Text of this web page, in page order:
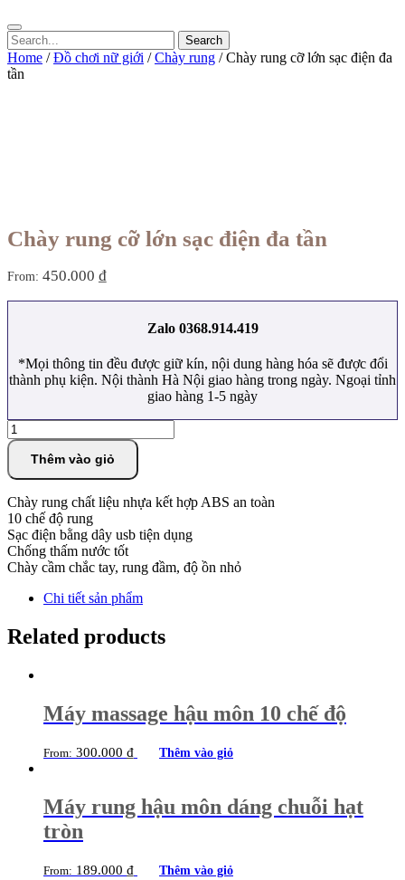
Search
for:
Home /Đồ chơi nữ giới /Chày rung / Chày rung cỡ lớn sạc điện đa
tần
Chày rung cỡ lớn sạc điện đa tần
From: 450.000 ₫
Zalo 0368.914.419
*Mọi thông tin đều được giữ kín, nội dung hàng hóa sẽ được đổi
thành phụ kiện. Nội thành Hà Nội giao hàng trong ngày. Ngoại tỉnh
giao hàng 1-5 ngày
Chày
rung
lớn
điện
đa
tần
quantity
Thêm vào giỏ
Chày rung chất liệu nhựa kết hợp ABS an toàn
10 chế độ rung
Sạc điện bằng dây usb tiện dụng
Chống thấm nước tốt
Chày cầm chắc tay, rung đầm, độ ồn nhỏ
Chi tiết sản phẩm
Related products
Máy massage hậu môn 10 chế độ
From: 300.000 ₫ Thêm vào giỏ
Máy rung hậu môn dáng chuỗi hạt
tròn
From: 189.000 ₫ Thêm vào giỏ